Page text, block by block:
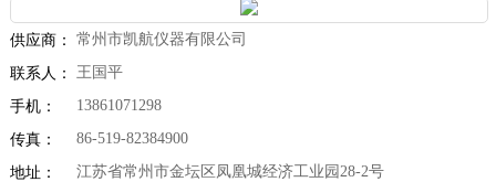
供应商： 常州市凯航仪器有限公司
联系人： 王国平
手机： 13861071298
传真： 86-519-82384900
地址： 江苏省常州市金坛区凤凰城经济工业园28-2号